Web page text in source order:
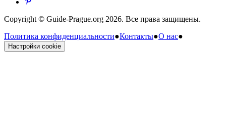
Copyright © Guide-Prague.org 2026. Все права защищены.
Политика конфиденциальности●Контакты●О нас●
Настройки cookie